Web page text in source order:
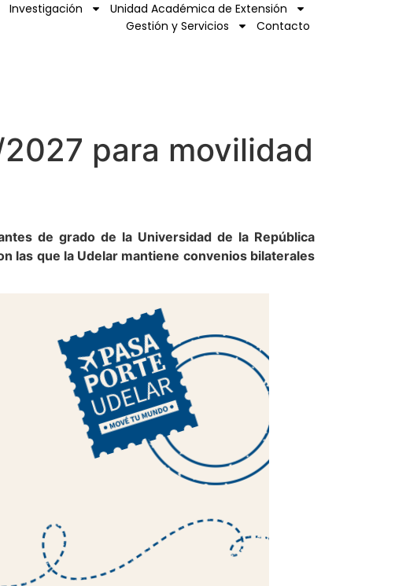
Investigación
Unidad Académica de Extensión
Gestión y Servicios
Contacto
para movilidad
de grado de la Universidad de la República
las que la Udelar mantiene convenios bilaterales